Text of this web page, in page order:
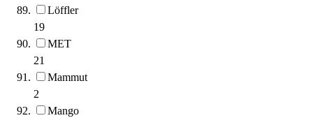
Löffler
19
MET
21
Mammut
2
Mango